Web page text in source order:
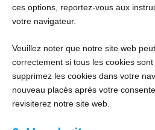
ces options, reportez-vous aux
votre navigateur.
Veuillez noter que notre site web
correctement si tous les cookies
supprimez les cookies dans votre
nouveau placés après votre
revisiterez notre site web.